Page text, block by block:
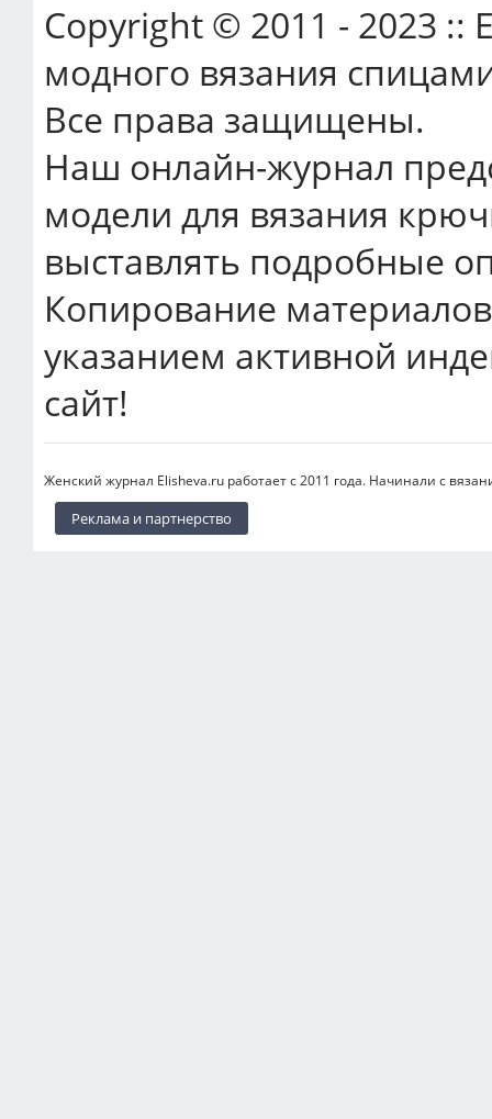
Copyright © 2011 - 2023 ::
модного вязания
Все права защищены.
Наш онлайн-журнал
модели для вязания
выставлять подробные
Копирование
указанием активной
сайт!
Женский журнал Elisheva.ru работает с 2011 года. Начинали с
Реклама и партнерство